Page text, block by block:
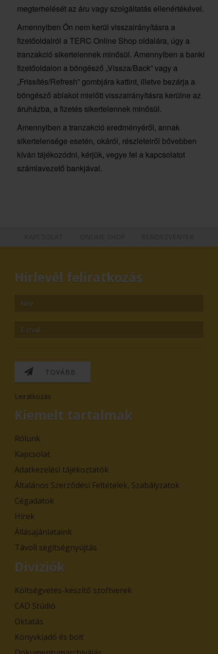
megterhelését az áru vagy szolgáltatás ellenértékével.
Amennyiben Ön nem kerül visszairányításra a
fizetőoldalról a TERC Online Shop oldalára, úgy a
tranzakció sikertelennek minősül. Amennyiben a banki
fizetőoldalon a böngésző „Vissza/Back” vagy a
„Frissítés/Refresh” gombjára kattint, illetve bezárja a
böngésző ablakot mielőtt visszairányításra kerülne az
áruházba, a fizetés sikertelennek minősül.
Amennyiben a tranzakció eredményéről, annak
sikertelensége esetén, okáról, részleteiről bővebben
kíván tájékozódni, kérjük, vegye fel a kapcsolatot
számlavezető bankjával.
Hírlevél feliratkozás
TOVÁBB
Leiratkozás
Kiemelt tartalmak
Rólunk
Kapcsolat
Adatkezelési tájékoztatók
Általános Szerződési Feltételek, Szabályzatok
Cégadatok
Hírek
Állásajánlataink
Távoli segítségnyújtás
Divíziók
Költségvetés-készítő szoftverek
CAD Stúdió
Oktatás
Könyvkiadó és bolt